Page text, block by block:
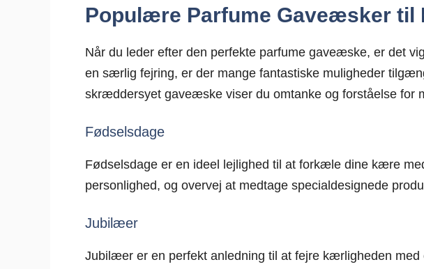
Populære Parfume Gaveæsker til
Når du leder efter den perfekte parfume gaveæske, er det
en særlig fejring, er der mange fantastiske muligheder
skræddersyet gaveæske viser du omtanke og forståelse for
Fødselsdage
Fødselsdage er en ideel lejlighed til at forkæle dine kære
personlighed, og overvej at medtage specialdesignede
Jubilæer
Jubilæer er en perfekt anledning til at fejre kærligheden